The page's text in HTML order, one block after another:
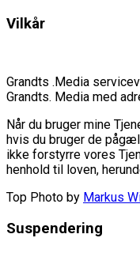
Vilkår
Grandts .Media
Grandts. Media med
Når du bruger mine
hvis du bruger de
ikke forstyrre vores
henhold til loven,
Top Photo by Markus
Suspendering